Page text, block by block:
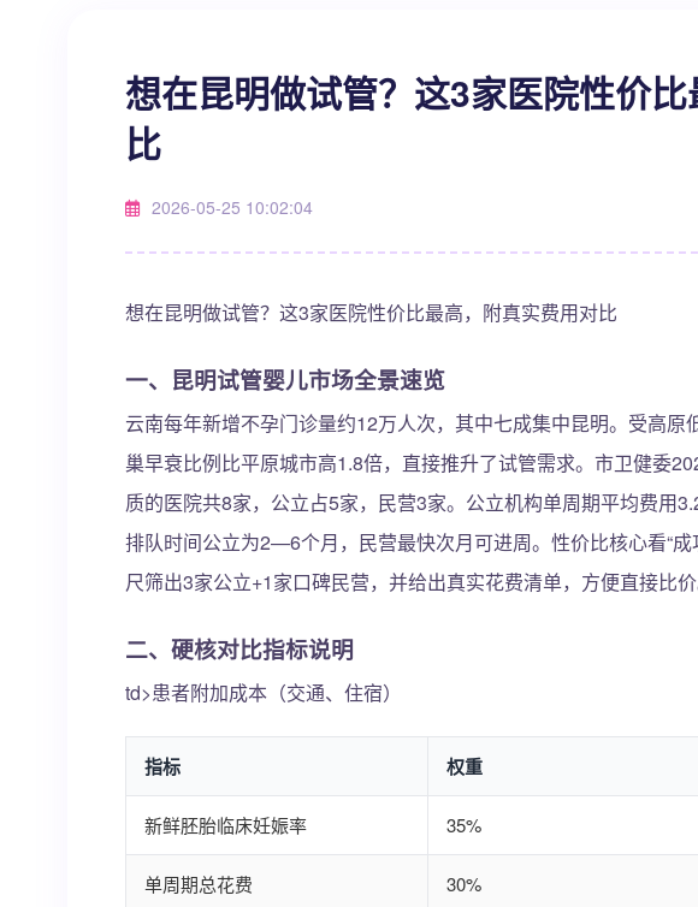
想在昆明做试管？这3家医院性价
比
2026-05-25 10:02:04
想在昆明做试管？这3家医院性价比最高，附真实费用对比
一、昆明试管婴儿市场全景速览
云南每年新增不孕门诊量约12万人次，其中七成集中昆明。受高
巢早衰比例比平原城市高1.8倍，直接推升了试管需求。市卫健委
质的医院共8家，公立占5家，民营3家。公立机构单周期平均费
排队时间公立为2—6个月，民营最快次月可进周。性价比核心看“
尺筛出3家公立+1家口碑民营，并给出真实花费清单，方便直接比价
二、硬核对比指标说明
td>患者附加成本（交通、住宿）
指标 权重
新鲜胚胎临床妊娠率 35%
单周期总花费 30%